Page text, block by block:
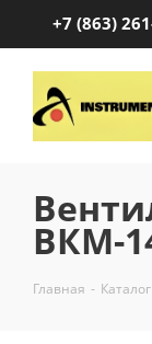
+7 (863)
ВКМ-
Главная - Каталог